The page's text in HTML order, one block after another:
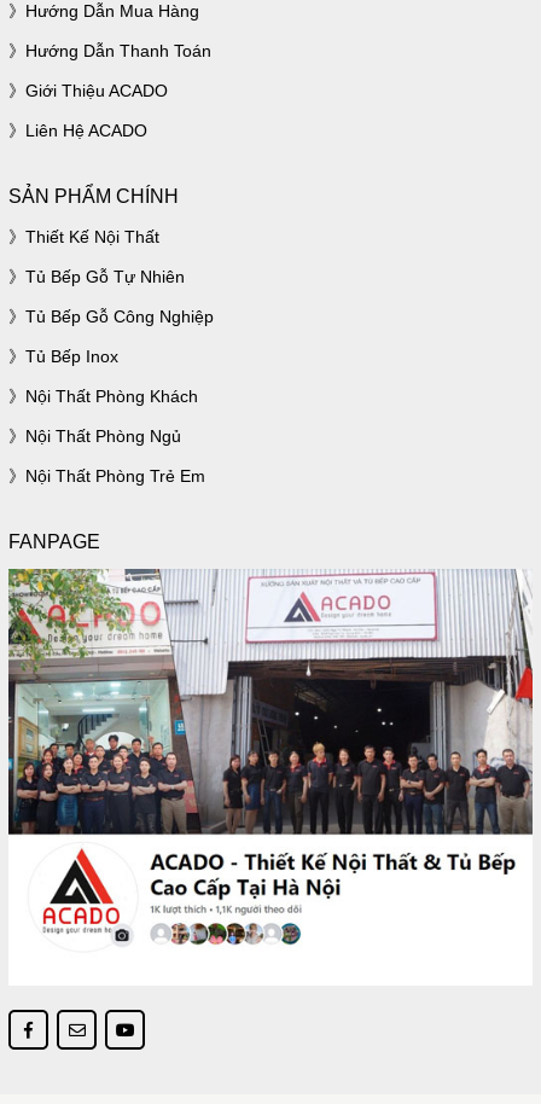
Hướng Dẫn Mua Hàng
Hướng Dẫn Thanh Toán
Giới Thiệu ACADO
Liên Hệ ACADO
SẢN PHẨM CHÍNH
Thiết Kế Nội Thất
Tủ Bếp Gỗ Tự Nhiên
Tủ Bếp Gỗ Công Nghiệp
Tủ Bếp Inox
Nội Thất Phòng Khách
Nội Thất Phòng Ngủ
Nội Thất Phòng Trẻ Em
FANPAGE